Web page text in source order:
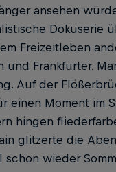
­ansehen
­Dokuserie
Freizeitleben
und Frankfurter.
Auf der
einen Moment im
hingen
glitzerte die
schon wieder